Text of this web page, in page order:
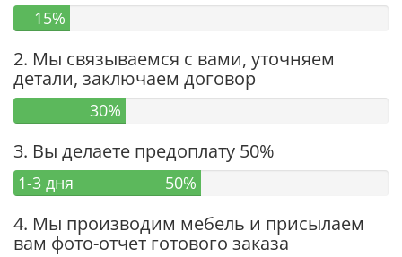
15%
2. Мы связываемся с вами, уточняем
детали, заключаем договор
30%
3. Вы делаете предоплату 50%
1-3 дня 50%
4. Мы производим мебель и присылаем
вам фото-отчет готового заказа